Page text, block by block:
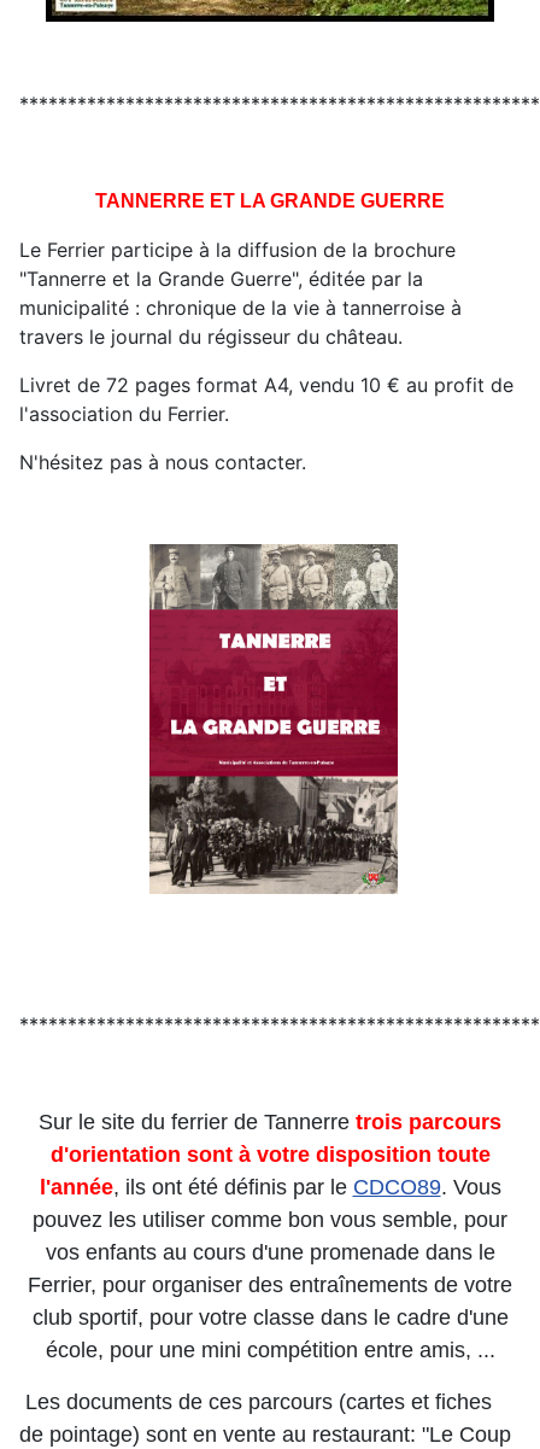
TANNERRE ET LA GRANDE GUERRE
Le Ferrier participe à la diffusion de la brochure
"Tannerre et la Grande Guerre", éditée par la
municipalité : chronique de la vie à tannerroise à
travers le journal du régisseur du château.
Livret de 72 pages format A4, vendu 10 € au profit de
l'association du Ferrier.
N'hésitez pas à nous contacter.
Sur le site du ferrier de Tannerre trois parcours
d'orientation sont à votre disposition toute
l'année, ils ont été définis par le CDCO89. Vous
pouvez les utiliser comme bon vous semble, pour
vos enfants au cours d'une promenade dans le
Ferrier, pour organiser des entraînements de votre
club sportif, pour votre classe dans le cadre d'une
école, pour une mini compétition entre amis, ...
Les documents de ces parcours (cartes et fiches
de pointage) sont en vente au restaurant: "Le Coup